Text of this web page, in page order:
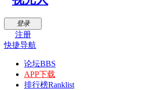
登录
注册
快捷导航
论坛BBS
APP下载
排行榜Ranklist